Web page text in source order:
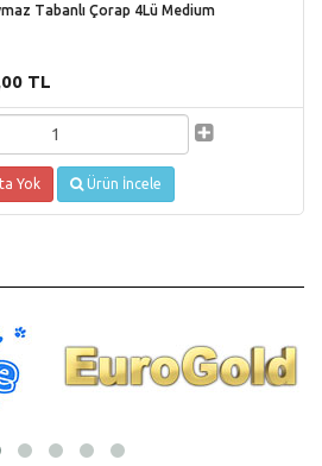
Tabanlı Çorap 4Lü Medium
TL
Yok Ürün İncele